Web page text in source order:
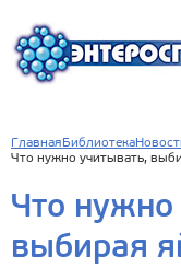
Главная Библиотека
Что нужно учитывать,
Что нужно
выбирая